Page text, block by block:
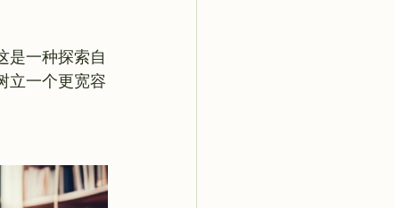
是一种探索自
立一个更宽容